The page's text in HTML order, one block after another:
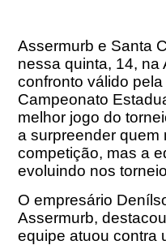
Assermurb e Santa
nessa quinta, 14, na
confronto válido
Campeonato
melhor jogo do
a surpreender quem
competição, mas a
evoluindo nos
O empresário
Assermurb,
equipe atuou contra